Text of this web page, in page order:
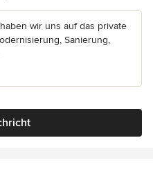
wir uns auf das private
Sanierung,